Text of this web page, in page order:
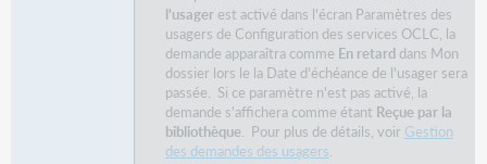
l'usagerest activé dans l'écran Paramètres des
usagers de Configuration des services OCLC, la
demande apparaîtra comme En retarddans Mon
dossier lors le la Date d'échéance de l'usager sera
passée. Si ce paramètre n'est pas activé, la
demande s'affichera comme étant Reçue par la
bibliothèque. Pour plus de détails, voir Gestion
des demandes des usagers.